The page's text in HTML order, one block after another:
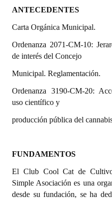
Reglamento Interno
Digesto
Organigrama
DOCUMENTOS
Informes de Gestión
Actas de Sesión
Informes de Unidad
Ejecución Presupuestaria
ANTECEDENTES
Carta Orgánica Municipal.
Ordenanza 2071-CM-10:
de interés del Concejo
Municipal. Reglamentación.
Ordenanza 3190-CM-20:
uso científico y
producción pública del
FUNDAMENTOS
El Club Cool Cat de
Simple Asociación es una
desde su fundación, se ha